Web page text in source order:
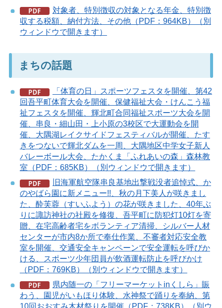
対象者、特別徴収の対象となる年金、特別徴
収する税額、納付方法、その他（PDF：964KB）（別
ウィンドウで開きます）
まちの話題
「体育の日」スポーツフェスタを開催、第42
回吾平町体育大会を開催、保健福祉大会・けんこう福
祉フェスタを開催、輝北町合同福祉スポーツ大会を開
催、串良・細山田・上小原の3校区で大運動会を開
催、大隅湖レイクサイドフェスティバルが開催、たす
きをつないで輝北ダムを一周、大隅地区中学女子新人
バレーボール大会、たかくま「ふれあいの森」森林教
室（PDF：685KB）（別ウィンドウで開きます）
旧海軍航空隊串良基地出撃戦没者追悼式、か
のやばら園に新メニュー!!、秋の月下美人が咲きまし
た、酔芙蓉（すいふよう）の花が咲きました、40年ぶ
りに諏訪神社の社殿を修復、吾平町に防犯灯10灯を寄
贈、在宅高齢者宅をボランティア清掃、シルバー人材
センターが市内8か所で奉仕作業、不審者対応安全教
室を開催、交通安全キャンペーンで安全運転を呼びか
ける、スポーツ少年団員が飲酒運転防止を呼びかけ
（PDF：769KB）（別ウィンドウで開きます）
県内随一の「フリーマーケットinくしら」賑
わう、園児がいもほり体験、水神祭で踊りを奉納、第
10回おおすみ木材祭りを開催（PDF：738KB）（別ウ